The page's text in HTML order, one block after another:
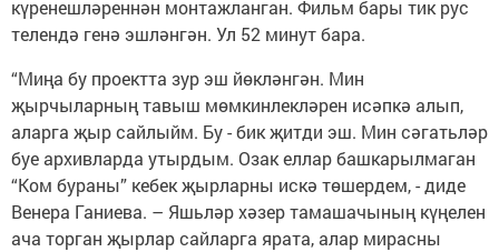
күренешләреннән монтажланган. Фильм бары тик рус
телендә генә эшләнгән. Ул 52 минут бара.
“Миңа бу проектта зур эш йөкләнгән. Мин
җырчыларның тавыш мөмкинлекләрен исәпкә алып,
аларга җыр сайлыйм. Бу - бик җитди эш. Мин сәгатьләр
буе архивларда утырдым. Озак еллар башкарылмаган
“Ком бураны” кебек җырларны искә төшердем, - диде
Венера Ганиева. – Яшьләр хәзер тамашачының күңелен
ача торган җырлар сайларга ярата, алар мирасны